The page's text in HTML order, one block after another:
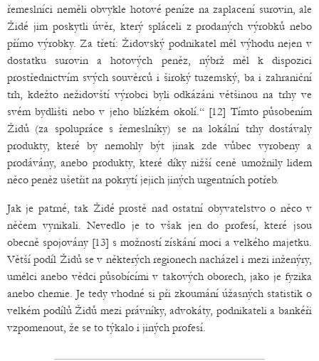
řemeslníci neměli obvykle hotové peníze na zaplacení surovin, ale
Židé jim poskytli úvěr, který spláceli z prodaných výrobků nebo
přímo výrobky. Za třetí: Židovský podnikatel měl výhodu nejen v
dostatku surovin a hotových peněz, nýbrž měl k dispozici
prostřednictvím svých souvěrců i široký tuzemský, ba i zahraniční
trh, kdežto nežidovští výrobci byli odkázáni většinou na trhy ve
svém bydlišti nebo v jeho blízkém okolí.“ [12] Tímto působením
Židů (za spolupráce s řemeslníky) se na lokální trhy dostávaly
produkty, které by nemohly být jinak zde vůbec vyrobeny a
prodávány, anebo produkty, které díky nižší ceně umožnily lidem
něco peněz ušetřit na pokrytí jejich jiných urgentních potřeb.
Jak je patrné, tak Židé prostě nad ostatní obyvatelstvo o něco v
něčem vynikali. Nevedlo je to však jen do profesí, které jsou
obecně spojovány [13] s možností získání moci a velkého majetku.
Větší podíl Židů se v některých regionech nacházel i mezi inženýry,
umělci anebo vědci působícími v takových oborech, jako je fyzika
anebo chemie. Je tedy vhodné si při zkoumání úžasných statistik o
velkém podílů Židů mezi právníky, advokáty, podnikateli a bankéři
vzpomenout, že se to týkalo i jiných profesí.